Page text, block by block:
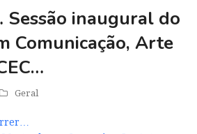
inaugural do
Comunicação, Arte
Geral